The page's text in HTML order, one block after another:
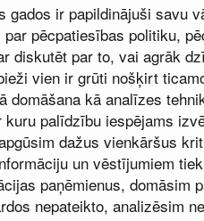
gados ir papildinājuši savu
pēcpatiesības politiku,
diskutēt par to, vai agrāk
vien ir grūti nošķirt
domāšana kā analīzes
palīdzību iespējams
dažus vienkāršus
un vēstījumiem
paņēmienus, domāsim
nepateikto, analizēsim